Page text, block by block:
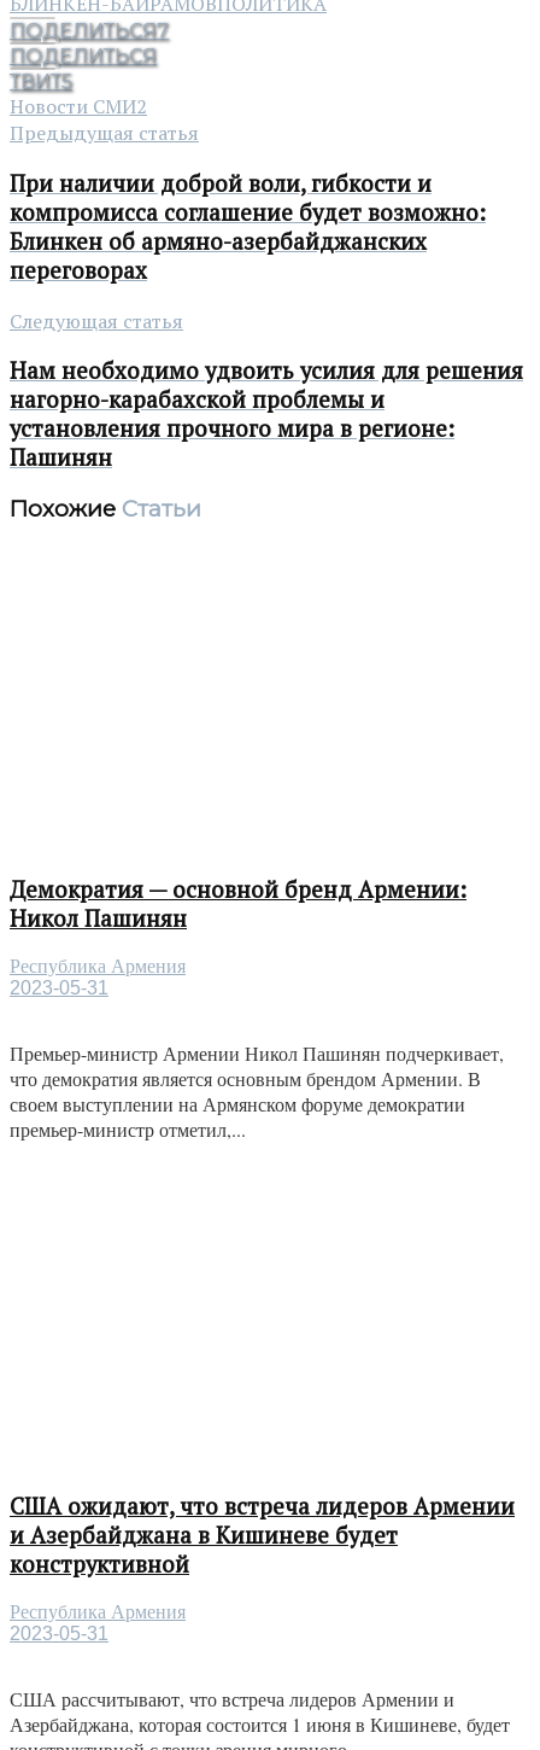
ПОДЕЛИТЬСЯ7
ПОДЕЛИТЬСЯ
ТВИТ5
Новости СМИ2
Предыдущая статья
При наличии доброй воли, гибкости и
компромисса соглашение будет возможно:
Блинкен об армяно-азербайджанских
переговорах
Следующая статья
Нам необходимо удвоить усилия для решения
нагорно-карабахской проблемы и
установления прочного мира в регионе:
Пашинян
Похожие Статьи
Демократия — основной бренд Армении:
Никол Пашинян
Республика Армения
2023-05-31
Премьер-министр Армении Никол Пашинян подчеркивает,
что демократия является основным брендом Армении. В
своем выступлении на Армянском форуме демократии
премьер-министр отметил,...
США ожидают, что встреча лидеров Армении
и Азербайджана в Кишиневе будет
конструктивной
Республика Армения
2023-05-31
США рассчитывают, что встреча лидеров Армении и
Азербайджана, которая состоится 1 июня в Кишиневе, будет